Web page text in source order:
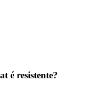
é resistente?